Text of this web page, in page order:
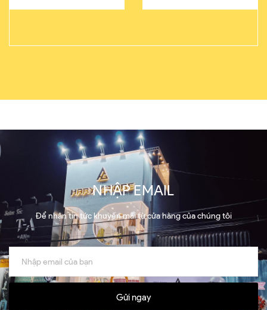
NHẬP EMAIL
Để nhận tin tức khuyến mãi từ cửa hàng của chúng tôi
Gửi ngay